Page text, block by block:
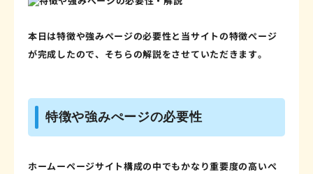
本日は特徴や強みぺージの必要性と当サイトの特徴ぺージ
が完成したので、そちらの解説をさせていただきます。
特徴や強みぺージの必要性
ホームーページサイト構成の中でもかなり重要度の高いぺ